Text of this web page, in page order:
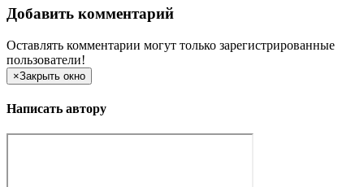
Добавить комментарий
Оставлять комментарии могут только зарегистрированные
пользователи!
×Закрыть окно
Написать автору